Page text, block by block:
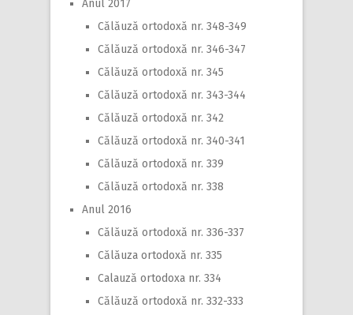
Anul 2017
Călăuză ortodoxă nr. 348-349
Călăuză ortodoxă nr. 346-347
Călăuză ortodoxă nr. 345
Călăuză ortodoxă nr. 343-344
Călăuză ortodoxă nr. 342
Călăuză ortodoxă nr. 340-341
Călăuză ortodoxă nr. 339
Călăuză ortodoxă nr. 338
Anul 2016
Călăuză ortodoxă nr. 336-337
Călăuza ortodoxă nr. 335
Calauză ortodoxa nr. 334
Călăuză ortodoxă nr. 332-333